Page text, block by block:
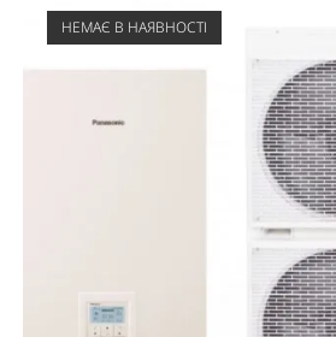
НЕМАЄ В НАЯВНОСТІ